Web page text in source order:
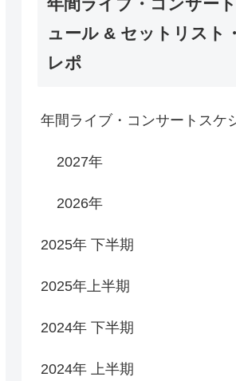
ュール & セットリスト
レポ
年間ライブ・コンサートスケ
2027年
2026年
2025年 下半期
2025年上半期
2024年 下半期
2024年 上半期